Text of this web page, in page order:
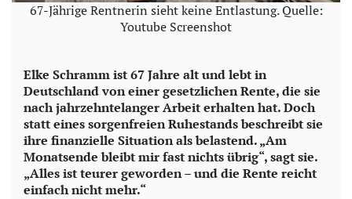
67-Jährige Rentnerin sieht keine Entlastung. Quelle:
Youtube Screenshot
Elke Schramm ist 67 Jahre alt und lebt in
Deutschland von einer gesetzlichen Rente, die sie
nach jahrzehntelanger Arbeit erhalten hat. Doch
statt eines sorgenfreien Ruhestands beschreibt sie
ihre finanzielle Situation als belastend. „Am
Monatsende bleibt mir fast nichts übrig“, sagt sie.
„Alles ist teurer geworden – und die Rente reicht
einfach nicht mehr.“